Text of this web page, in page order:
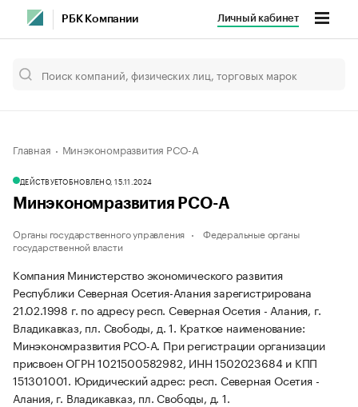
РБК Компании Личный кабинет
Главная Минэкономразвития РСО-А
ДЕЙСТВУЕТОБНОВЛЕНО, 15.11.2024
Минэкономразвития РСО-А
Органы государственного управления
Федеральные органы
государственной власти
Компания Министерство экономического развития
Республики Северная Осетия-Алания зарегистрирована
21.02.1998 г. по адресу респ. Северная Осетия - Алания, г.
Владикавказ, пл. Свободы, д. 1. Краткое наименование:
Минэкономразвития РСО-А. При регистрации организации
присвоен ОГРН 1021500582982, ИНН 1502023684 и КПП
151301001. Юридический адрес: респ. Северная Осетия -
Алания, г. Владикавказ, пл. Свободы, д. 1.